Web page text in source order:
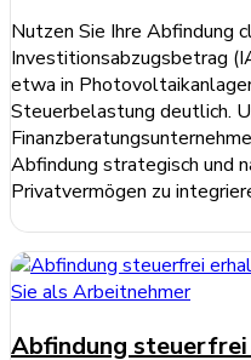
Nutzen Sie Ihre Abfindung
Investitionsabzugsbetrag
etwa in
Steuerbelastung deutlich.
Abfindung strategisch und
Privatvermögen zu
weiterlesen ...
Abfindung